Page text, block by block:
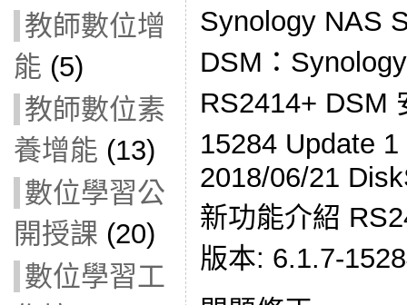
教師數位增
能 (5)
教師數位素
養增能 (13)
數位學習公
開授課 (20)
數位學習工
Synology NAS
DSM：
RS2414+ DSM
15284 Update
2018/06/21
新功能介紹
版本: 6.1.7-